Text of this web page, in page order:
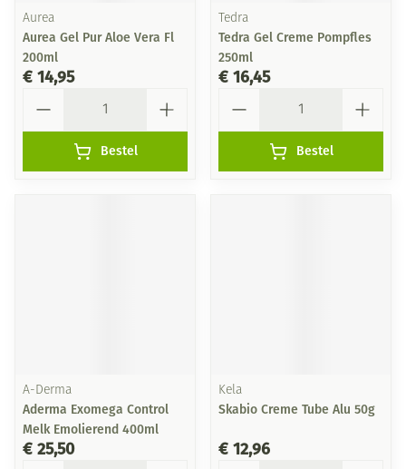
Aurea
Aurea Gel Pur Aloe Vera Fl
200ml
€ 14,95
Bestel
Tedra
Tedra Gel Creme Pompfles
250ml
€ 16,45
Bestel
A-Derma
Aderma Exomega Control
Melk Emolierend 400ml
€ 25,50
Kela
Skabio Creme Tube Alu 50g
€ 12,96